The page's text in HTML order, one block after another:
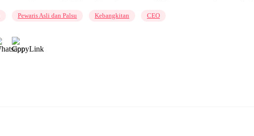
Pewaris Asli dan Palsu Kebangkitan CEO